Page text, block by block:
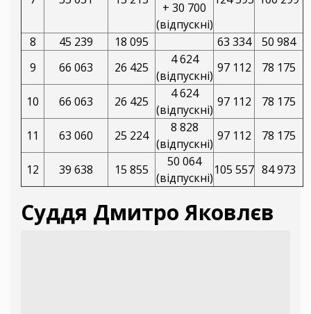
+ 30 700
(відпускні)
8 45 239 18 095 63 334
50 984
9
66 063 26 425
4 624
(відпускні)
97 112 78 175
10 66 063 26 425
4 624
(відпускні)
97 112 78 175
11 63 060 25 224
8 828
(відпускні)
97 112 78 175
12 39 638 15 855
50 064
(відпускні)
105 557 84 973
Суддя Дмитро Яковлєв